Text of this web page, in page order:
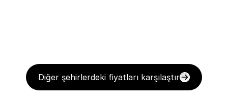
Diğer şehirlerdeki fiyatları karşılaştır